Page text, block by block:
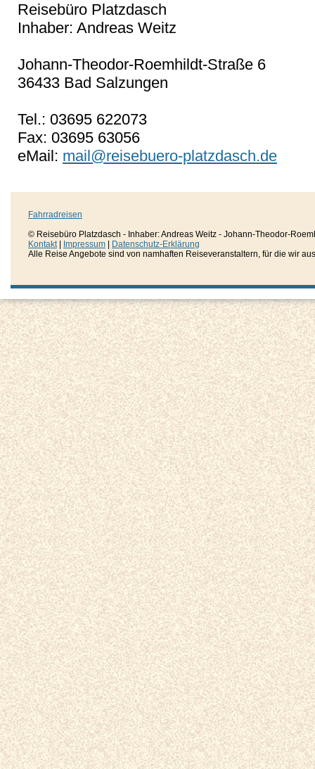
Reisebüro Platzdasch
Inhaber: Andreas Weitz
Johann-Theodor-Roemhildt-Straße 6
36433 Bad Salzungen
Tel.: 03695 622073
Fax: 03695 63056
eMail: mail@reisebuero-platzdasch.de
Fahrradreisen
© Reisebüro Platzdasch - Inhaber: Andreas Weitz - Johann-Theodor-
Kontakt| Impressum
Datenschutz-Erklärung
Alle Reise Angebote sind von namhaften Reiseveranstaltern, für die wir